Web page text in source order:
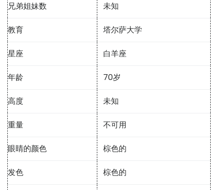
兄弟姐妹数 未知
教育 塔尔萨大学
星座 白羊座
年龄 70岁
高度 未知
重量 不可用
眼睛的颜色 棕色的
发色 棕色的